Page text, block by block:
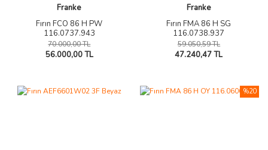
Franke
Fırın FCO 86 H PW
116.0737.943
70.000,00 TL
56.000,00 TL
Franke
Fırın FMA 86 H SG
116.0738.937
59.050,59 TL
47.240,47 TL
%20